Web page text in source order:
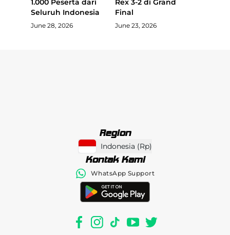
1.000 Peserta dari
Seluruh Indonesia
June 28, 2026
Rex 3-2 di Grand
Final
June 23, 2026
Region
Indonesia (Rp)
Kontak Kami
WhatsApp Support